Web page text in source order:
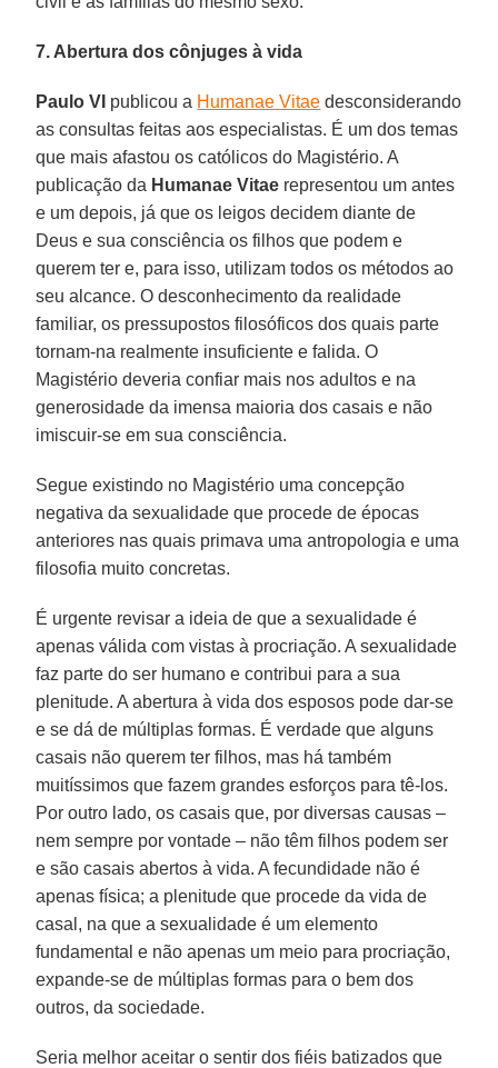
7. Abertura dos cônjuges à vida
Paulo VI publicou a Humanae Vitae desconsiderando
as consultas feitas aos especialistas. É um dos temas
que mais afastou os católicos do Magistério. A
publicação da Humanae Vitae representou um antes
e um depois, já que os leigos decidem diante de
Deus e sua consciência os filhos que podem e
querem ter e, para isso, utilizam todos os métodos ao
seu alcance. O desconhecimento da realidade
familiar, os pressupostos filosóficos dos quais parte
tornam-na realmente insuficiente e falida. O
Magistério deveria confiar mais nos adultos e na
generosidade da imensa maioria dos casais e não
imiscuir-se em sua consciência.
Segue existindo no Magistério uma concepção
negativa da sexualidade que procede de épocas
anteriores nas quais primava uma antropologia e uma
filosofia muito concretas.
É urgente revisar a ideia de que a sexualidade é
apenas válida com vistas à procriação. A sexualidade
faz parte do ser humano e contribui para a sua
plenitude. A abertura à vida dos esposos pode dar-se
e se dá de múltiplas formas. É verdade que alguns
casais não querem ter filhos, mas há também
muitíssimos que fazem grandes esforços para tê-los.
Por outro lado, os casais que, por diversas causas –
nem sempre por vontade – não têm filhos podem ser
e são casais abertos à vida. A fecundidade não é
apenas física; a plenitude que procede da vida de
casal, na que a sexualidade é um elemento
fundamental e não apenas um meio para procriação,
expande-se de múltiplas formas para o bem dos
outros, da sociedade.
Seria melhor aceitar o sentir dos fiéis batizados que